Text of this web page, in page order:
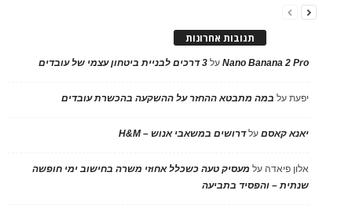
תגובות אחרונות
Nano Banana 2 Proעל 3 דרכים לבניית ביטחון עצמי של עובדים
יפעתעל במה מתבטא ההחזר על ההשקעה בהכשרת עובדים
יאנא קאסםעלדרושים במשאבי אנוש – H&M
אלון פיאדה על מעסיק טעה כשכלל אחוזי משרה בחישוב ימי חופשה
שנתית – והפסיד בתביעה